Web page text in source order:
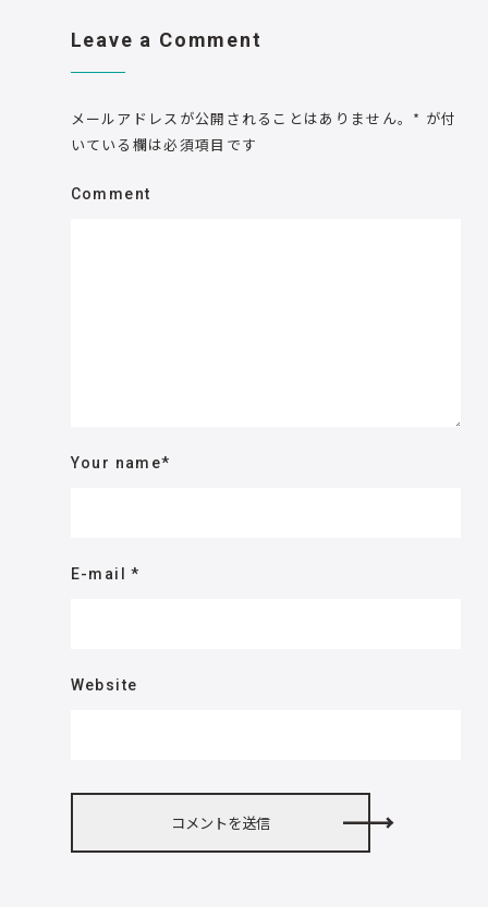
Leave a Comment
メールアドレスが公開されることはありません。 * が付
いている欄は必須項目です
Comment
Your name*
E-mail*
Website